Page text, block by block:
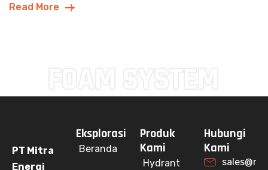
Read More
PT Mitra
Energi
Eksplorasi
Beranda
Produk
Kami
Hydrant
Hubungi
Kami